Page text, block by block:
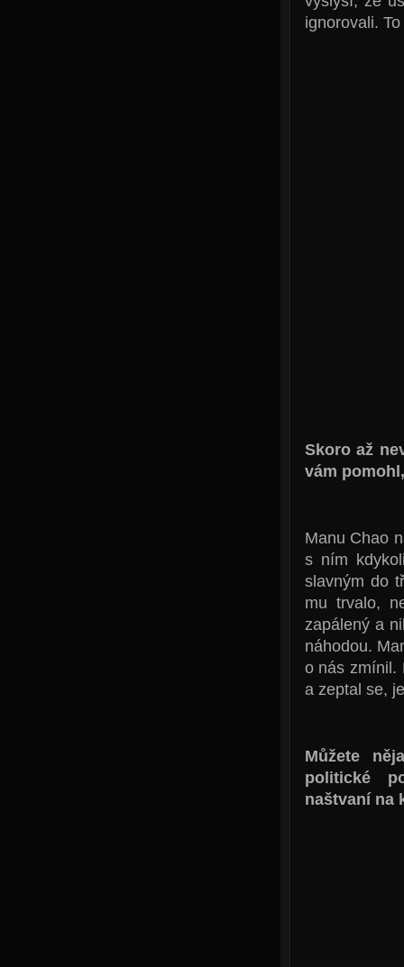
ignorovali.
Skoro až
vám
Manu Chao
s ním
slavným do
mu trvalo,
zapálený a
náhodou.
o nás zmínil.
a zeptal se,
Můžete
politické
naštvaní na